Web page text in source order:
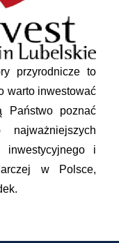
przyrodnicze to
warto inwestować
Państwo poznać
najważniejszych
inwestycyjnego i
w Polsce,